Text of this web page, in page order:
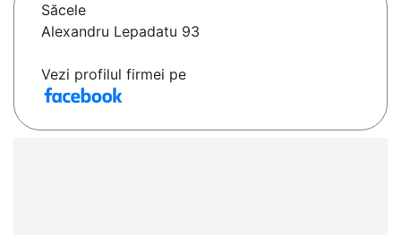
Săcele
Alexandru Lepadatu 93
Vezi profilul firmei pe